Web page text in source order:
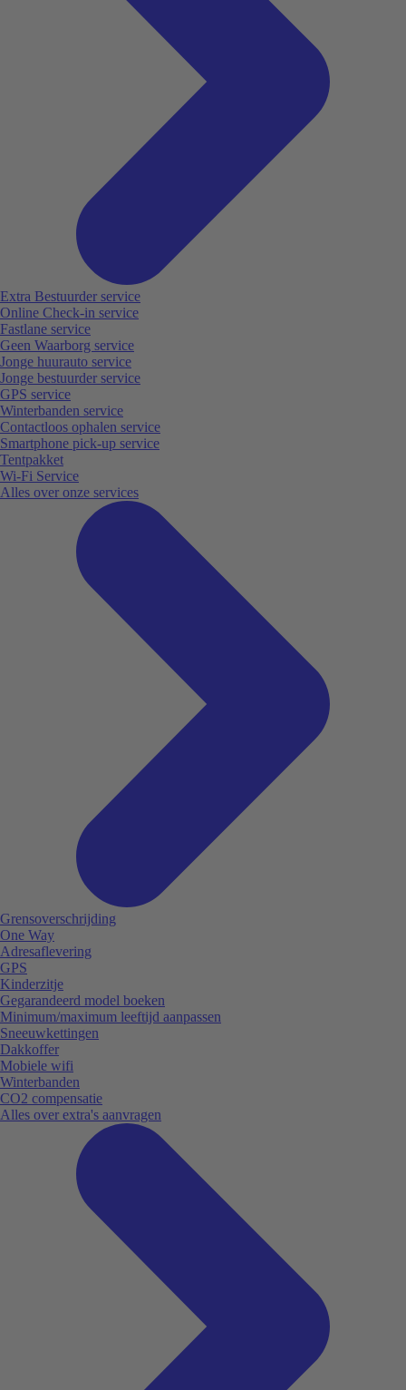
Extra Bestuurder service
Online Check-in service
Fastlane service
Geen Waarborg service
Jonge huurauto service
Jonge bestuurder service
GPS service
Winterbanden service
Contactloos ophalen service
Smartphone pick-up service
Tentpakket
Wi-Fi Service
Alles over onze services
Grensoverschrijding
One Way
Adresaflevering
GPS
Kinderzitje
Gegarandeerd model boeken
Minimum/maximum leeftijd aanpassen
Sneeuwkettingen
Dakkoffer
Mobiele wifi
Winterbanden
CO2 compensatie
Alles over extra's aanvragen